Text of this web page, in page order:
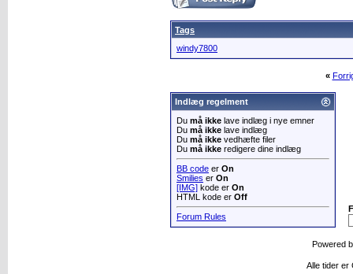
Tags
windy7800
«
Indlæg regelment
Du må ikke lave indlæg i nye emner
Du må ikke lave indlæg
Du må ikke vedhæfte filer
Du må ikke redigere dine indlæg
BB code er On
Smilies er On
[IMG] kode er On
HTML kode er Off
Forum Rules
Powered
Alle tider er